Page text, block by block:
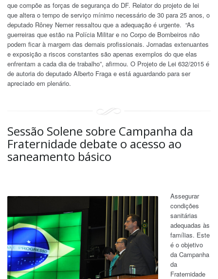
que compõe as forças de segurança do DF. Relator do projeto de lei
que altera o tempo de serviço mínimo necessário de 30 para 25 anos, o
deputado Rôney Nemer ressaltou que a adequação é urgente. “As
guerreiras que estão na Polícia Militar e no Corpo de Bombeiros não
podem ficar à margem das demais profissionais. Jornadas extenuantes
e exposição a riscos constantes são apenas exemplos do que elas
enfrentam a cada dia de trabalho”, afirmou. O Projeto de Lei 632/2015 é
de autoria do deputado Alberto Fraga e está aguardando para ser
apreciado em plenário.
Sessão Solene sobre Campanha da
Fraternidade debate o acesso ao
saneamento básico
Assegurar
condições
sanitárias
adequadas às
famílias. Este
é o objetivo
da Campanha
da
Fraternidade